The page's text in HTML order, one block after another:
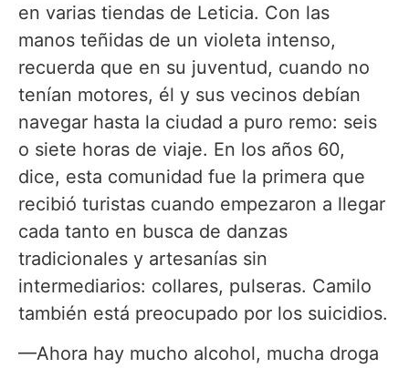
en varias tiendas de Leticia. Con las
manos teñidas de un violeta intenso,
recuerda que en su juventud, cuando no
tenían motores, él y sus vecinos debían
navegar hasta la ciudad a puro remo: seis
o siete horas de viaje. En los años 60,
dice, esta comunidad fue la primera que
recibió turistas cuando empezaron a llegar
cada tanto en busca de danzas
tradicionales y artesanías sin
intermediarios: collares, pulseras. Camilo
también está preocupado por los suicidios.
—Ahora hay mucho alcohol, mucha droga